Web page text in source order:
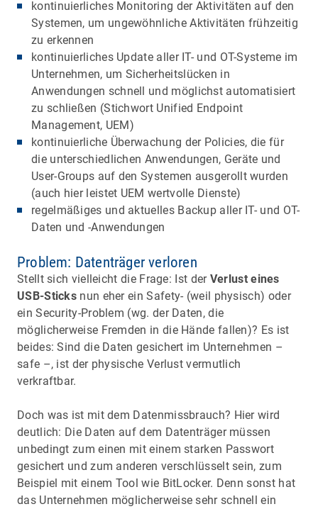
kontinuierliches Monitoring der Aktivitäten auf den
Systemen, um ungewöhnliche Aktivitäten frühzeitig
zu erkennen
kontinuierliches Update aller IT- und OT-Systeme im
Unternehmen, um Sicherheitslücken in
Anwendungen schnell und möglichst automatisiert
zu schließen (Stichwort Unified Endpoint
Management, UEM)
kontinuierliche Überwachung der Policies, die für
die unterschiedlichen Anwendungen, Geräte und
User-Groups auf den Systemen ausgerollt wurden
(auch hier leistet UEM wertvolle Dienste)
regelmäßiges und aktuelles Backup aller IT- und OT-
Daten und -Anwendungen
Problem: Datenträger verloren
Stellt sich vielleicht die Frage: Ist der Verlust eines
USB-Sticks nun eher ein Safety- (weil physisch) oder
ein Security-Problem (wg. der Daten, die
möglicherweise Fremden in die Hände fallen)? Es ist
beides: Sind die Daten gesichert im Unternehmen –
safe –, ist der physische Verlust vermutlich
verkraftbar.
Doch was ist mit dem Datenmissbrauch? Hier wird
deutlich: Die Daten auf dem Datenträger müssen
unbedingt zum einen mit einem starken Passwort
gesichert und zum anderen verschlüsselt sein, zum
Beispiel mit einem Tool wie BitLocker. Denn sonst hat
das Unternehmen möglicherweise sehr schnell ein